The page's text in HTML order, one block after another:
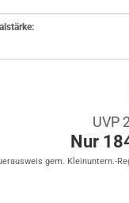
UVP
Nur
gem. Kleinuntern.-